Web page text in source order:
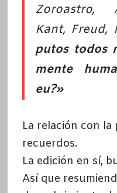
Zoroastro,
Kant, Freud,
putos todos
mente
eu?»
La relación con la
recuerdos.
La edición en sí,
Así que